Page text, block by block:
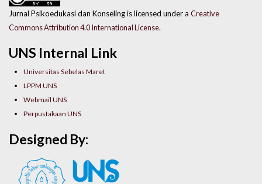
UNS Internal Link
Universitas Sebelas Maret
LPPM UNS
Webmail UNS
Perpustakaan UNS
Jurnal Psikoedukasi dan Konseling is licensed under a Creative
Commons Attribution 4.0 International License.
Designed By: